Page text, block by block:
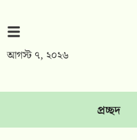
আগস্ট ৭, ২০২৬
প্রচ্ছদ